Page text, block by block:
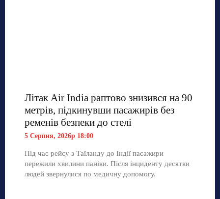
Літак Air India раптово знизився на 90
метрів, підкинувши пасажирів без
ременів безпеки до стелі
5 Серпня, 2026р 18:00
Під час рейсу з Таїланду до Індії пасажири
пережили хвилини паніки. Після інциденту десятки
людей звернулися по медичну допомогу.